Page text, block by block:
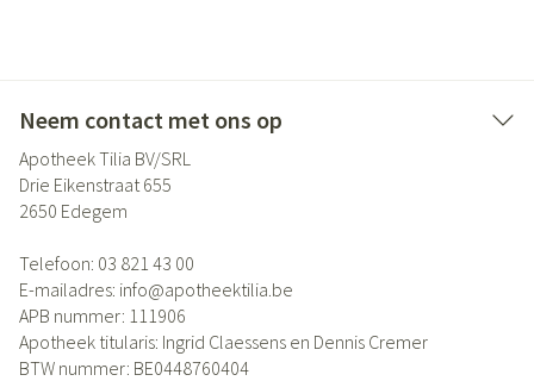
Neem contact met ons op
Apotheek Tilia BV/SRL
Drie Eikenstraat 655
2650 Edegem
Telefoon: 03 821 43 00
E-mailadres: info@apotheektilia.be
APB nummer: 111906
Apotheek titularis: Ingrid Claessens en Dennis Cremer
BTW nummer: BE0448760404